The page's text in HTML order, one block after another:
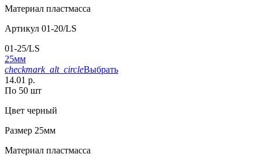
Материал пластмасса
Артикул 01-20/LS
01-25/LS
25мм
checkmark_alt_circleВыбрать
14.01 р.
По 50 шт
Цвет черный
Размер 25мм
Материал пластмасса